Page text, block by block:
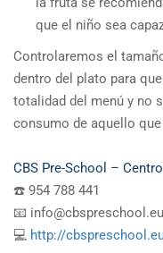
que el niño sea
Controlaremos el
dentro del plato para
totalidad del menú y no
consumo de aquello
CBS Pre-School –
☎️ 954 788 441
📧 info@cbspreschool.eu
💻 http://